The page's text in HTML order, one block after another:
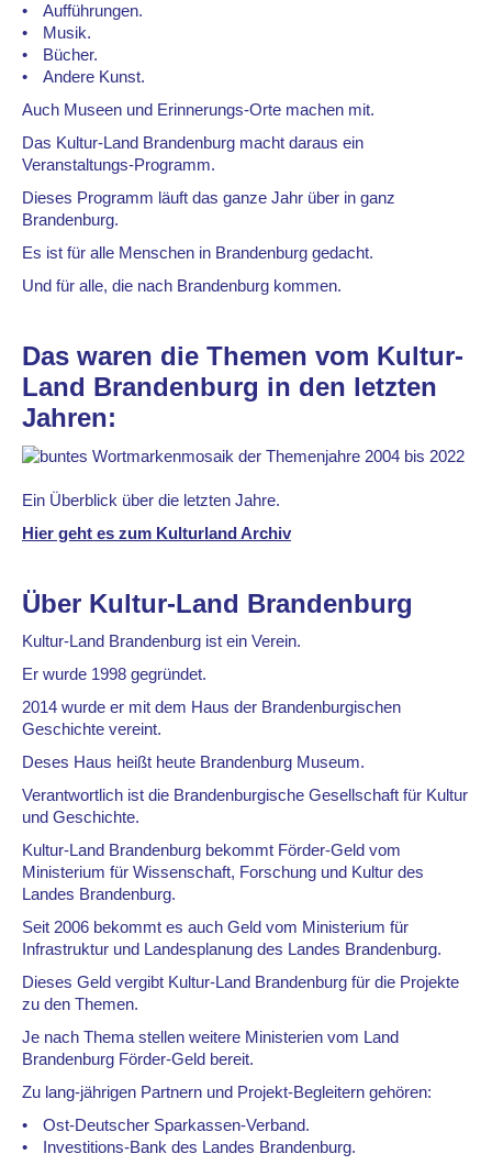
Aufführungen.
Musik.
Bücher.
Andere Kunst.
Auch Museen und Erinnerungs-Orte machen mit.
Das Kultur-Land Brandenburg macht daraus ein
Veranstaltungs-Programm.
Dieses Programm läuft das ganze Jahr über in ganz
Brandenburg.
Es ist für alle Menschen in Brandenburg gedacht.
Und für alle, die nach Brandenburg kommen.
Das waren die Themen vom Kultur-
Land Brandenburg in den letzten
Jahren:
Ein Überblick über die letzten Jahre.
Hier geht es zum Kulturland Archiv
Über Kultur-Land Brandenburg
Kultur-Land Brandenburg ist ein Verein.
Er wurde 1998 gegründet.
2014 wurde er mit dem Haus der Brandenburgischen
Geschichte vereint.
Deses Haus heißt heute Brandenburg Museum.
Verantwortlich ist die Brandenburgische Gesellschaft für Kultur
und Geschichte.
Kultur-Land Brandenburg bekommt Förder-Geld vom
Ministerium für Wissenschaft, Forschung und Kultur des
Landes Brandenburg.
Seit 2006 bekommt es auch Geld vom Ministerium für
Infrastruktur und Landesplanung des Landes Brandenburg.
Dieses Geld vergibt Kultur-Land Brandenburg für die Projekte
zu den Themen.
Je nach Thema stellen weitere Ministerien vom Land
Brandenburg Förder-Geld bereit.
Zu lang-jährigen Partnern und Projekt-Begleitern gehören:
Ost-Deutscher Sparkassen-Verband.
Investitions-Bank des Landes Brandenburg.